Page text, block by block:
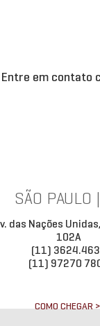
SÃO PAULO
das Nações
102A
(11)
(11) 97270
COMO CHEGAR >
Entre em contato